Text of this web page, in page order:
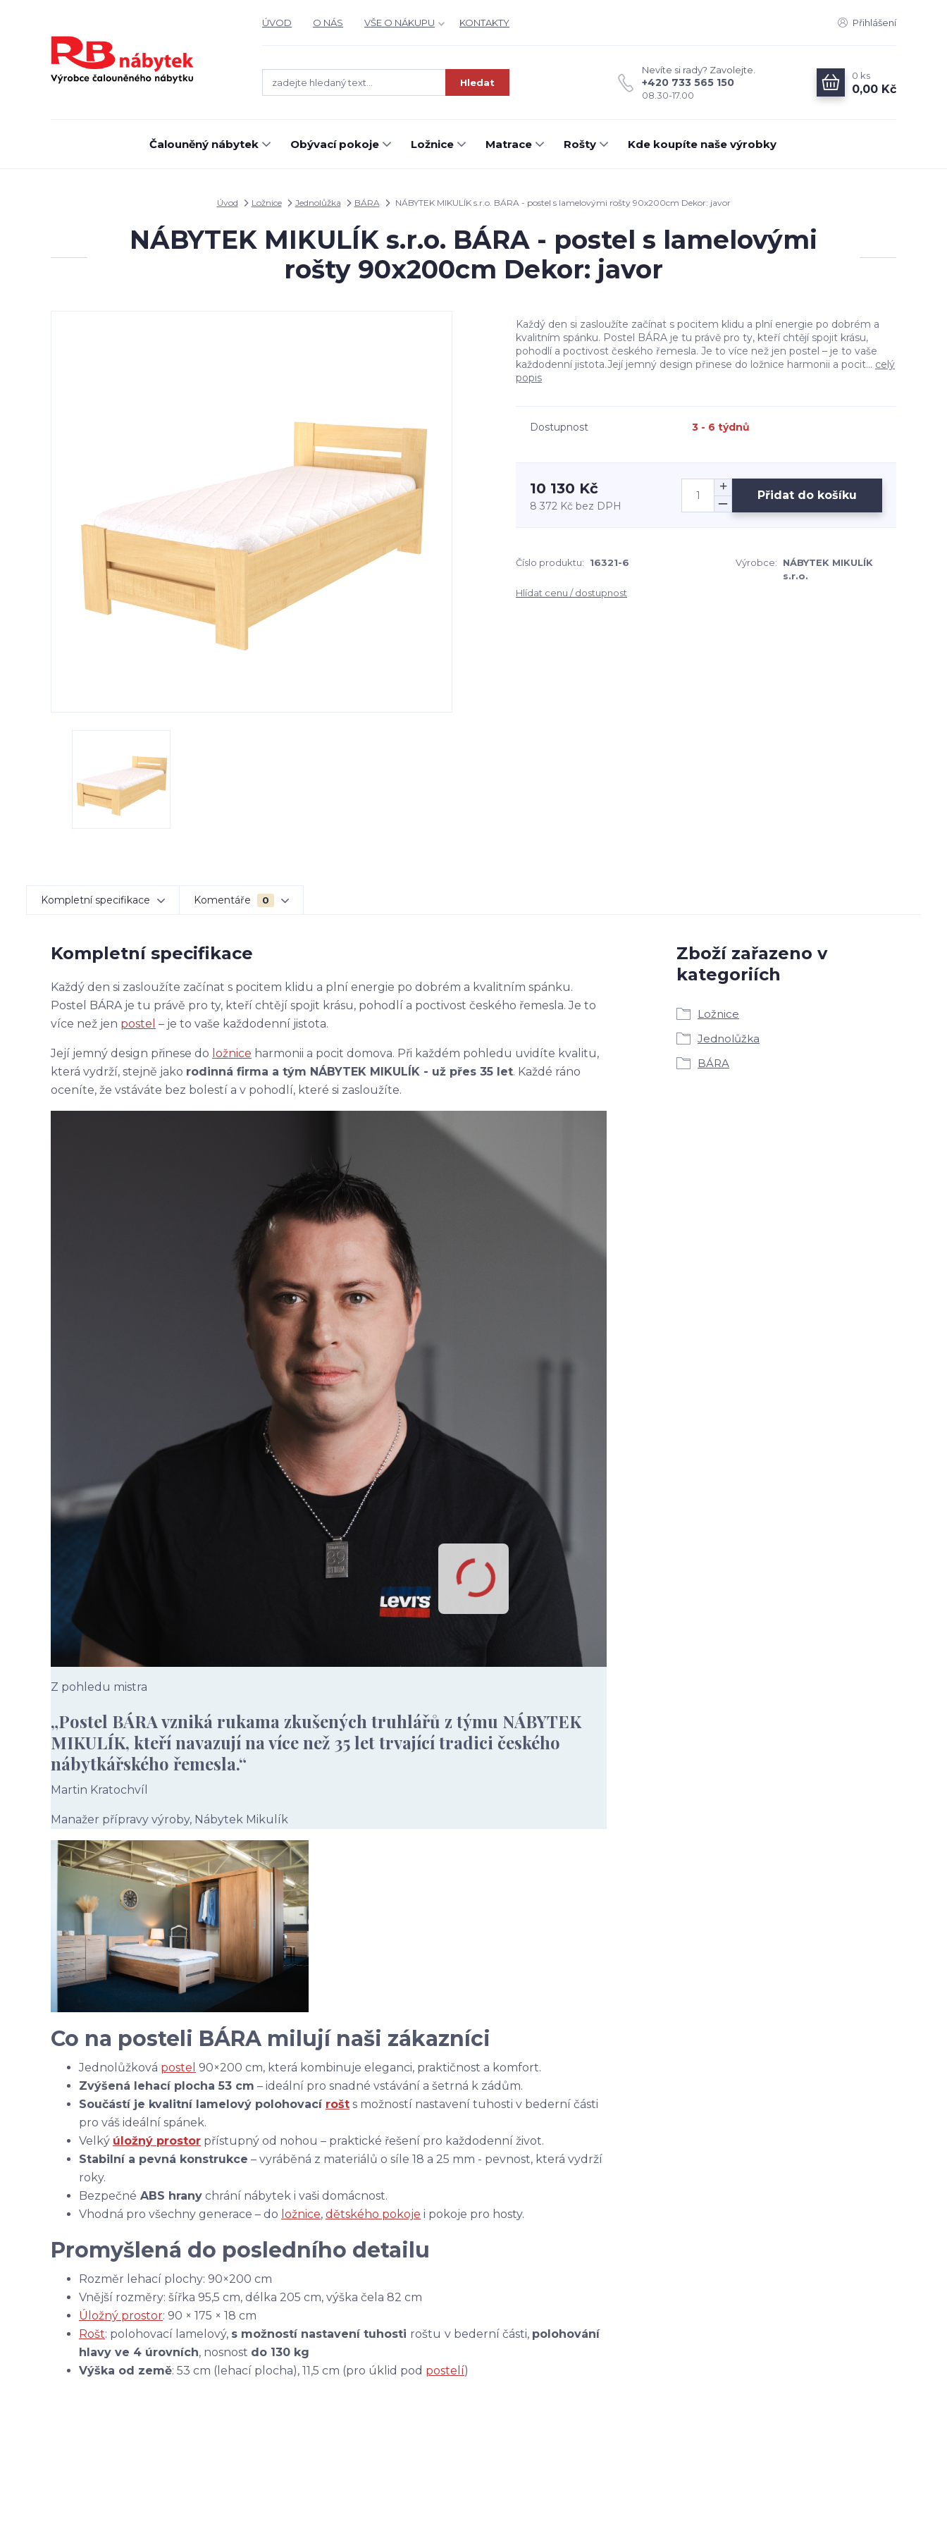
ÚVOD O NÁS VŠE O NÁKUPU KONTAKTY Přihlášení
Hledat
Nevíte si rady? Zavolejte.
+420 733 565 150
08.30-17.00
0 ks
0,00 Kč
Čalouněný nábytek Obývací pokoje Ložnice Matrace Rošty Kde koupíte naše výrobky
Úvod Ložnice Jednolůžka BÁRA NÁBYTEK MIKULÍK s.r.o. BÁRA - postel s lamelovými rošty 90x200cm Dekor: javor
NÁBYTEK MIKULÍK s.r.o. BÁRA - postel s lamelovými
rošty 90x200cm Dekor: javor
Každý den si zasloužíte začínat s pocitem klidu a plní energie po dobrém a
kvalitním spánku. Postel BÁRA je tu právě pro ty, kteří chtějí spojit krásu,
pohodlí a poctivost českého řemesla. Je to více než jen postel – je to vaše
každodenní jistota.Její jemný design přinese do ložnice harmonii a pocit... celý
popis
Dostupnost 3 - 6 týdnů
10 130 Kč
8 372 Kč bez DPH
Přidat do košíku
Číslo produktu: 16321-6 Výrobce:
NÁBYTEK MIKULÍK
s.r.o.
Hlídat cenu / dostupnost
Kompletní specifikace Komentáře 0
Kompletní specifikace
Každý den si zasloužíte začínat s pocitem klidu a plní energie po dobrém a kvalitním spánku.
Postel BÁRA je tu právě pro ty, kteří chtějí spojit krásu, pohodlí a poctivost českého řemesla. Je to
více než jen postel – je to vaše každodenní jistota.
Její jemný design přinese do ložnice harmonii a pocit domova. Při každém pohledu uvidíte kvalitu,
která vydrží, stejně jako rodinná firma a tým NÁBYTEK MIKULÍK - už přes 35 let. Každé ráno
oceníte, že vstáváte bez bolestí a v pohodlí, které si zasloužíte.
Z pohledu mistra
„Postel BÁRA vzniká rukama zkušených truhlářů z týmu NÁBYTEK
MIKULÍK, kteří navazují na více než 35 let trvající tradici českého
nábytkářského řemesla.“
Martin Kratochvíl
Manažer přípravy výroby, Nábytek Mikulík
Co na posteli BÁRA milují naši zákazníci
Jednolůžková postel 90×200 cm, která kombinuje eleganci, praktičnost a komfort.
Zvýšená lehací plocha 53 cm – ideální pro snadné vstávání a šetrná k zádům.
Součástí je kvalitní lamelový polohovací rošt s možností nastavení tuhosti v bederní části
pro váš ideální spánek.
Velký úložný prostor přístupný od nohou – praktické řešení pro každodenní život.
Stabilní a pevná konstrukce – vyráběná z materiálů o síle 18 a 25 mm - pevnost, která vydrží
roky.
Bezpečné ABS hrany chrání nábytek i vaši domácnost.
Vhodná pro všechny generace – do ložnice, dětského pokoje i pokoje pro hosty.
Promyšlená do posledního detailu
Rozměr lehací plochy: 90×200 cm
Vnější rozměry: šířka 95,5 cm, délka 205 cm, výška čela 82 cm
Úložný prostor: 90 × 175 × 18 cm
Rošt: polohovací lamelový, s možností nastavení tuhosti roštu v bederní části, polohování
hlavy ve 4 úrovních, nosnost do 130 kg
Výška od země: 53 cm (lehací plocha), 11,5 cm (pro úklid pod postelí)
Zboží zařazeno v
kategoriích
Ložnice
Jednolůžka
BÁRA